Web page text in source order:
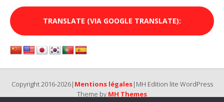
TRANSLATE (VIA GOOGLE TRANSLATE):
Copyright 2016-2026| Mentions légales|MH Edition lite WordPress
Theme by MH Themes